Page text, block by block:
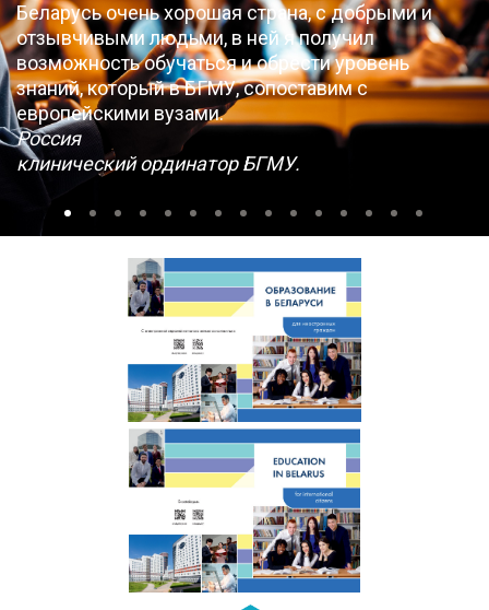
Беларусь очень хорошая страна, с добрыми и
отзывчивыми людьми, в ней я получил
возможность обучаться и обрести уровень
знаний, который в БГМУ, сопоставим с
европейскими вузами.
Россия
клинический ординатор БГМУ.